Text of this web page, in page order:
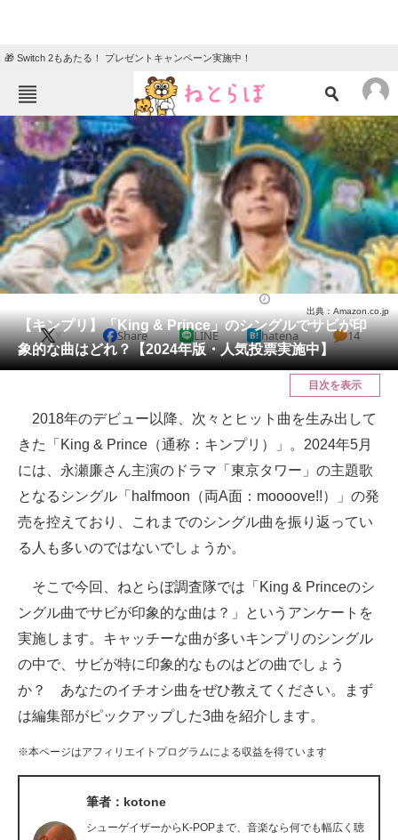
🎁 Switch 2もあたる！ プレゼントキャンペーン実施中！
ねとらぼメニュー
TOP ニュース
エンタメ クイズ
グルメ 地域
住まい 教育・育児
動物 リサーチ
会員記事
メディア
ITの今と未来を見通す
スマホと通信の最新トレンド
進化するPCとデバイスの未来
好きが集まる 比べて選べる
ビジネスと働き方のヒント
企業ITのトレンドを詳説
ITエンジニア向け専門サイト
企業向けIT製品の総合サイト
【キンプリ】「King & Prince」のシングルでサビが印
象的な曲はどれ？【2024年版・人気投票実施中】
出典：Amazon.co.jp
X Share LINE hatena 14
目次を表示
2018年のデビュー以降、次々とヒット曲を生み出して
きた「King & Prince（通称：キンプリ）」。2024年5月
には、永瀬廉さん主演のドラマ「東京タワー」の主題歌
となるシングル「halfmoon（両A面：moooove!!）」の発
売を控えており、これまでのシングル曲を振り返ってい
る人も多いのではないでしょうか。
そこで今回、ねとらぼ調査隊では「King & Princeのシ
ングル曲でサビが印象的な曲は？」というアンケートを
実施します。キャッチーな曲が多いキンプリのシングル
の中で、サビが特に印象的なものはどの曲でしょう
か？ あなたのイチオシ曲をぜひ教えてください。まず
は編集部がピックアップした3曲を紹介します。
※本ページはアフィリエイトプログラムによる収益を得ています
筆者：kotone
シューゲイザーからK-POPまで、音楽なら何でも幅広く聴